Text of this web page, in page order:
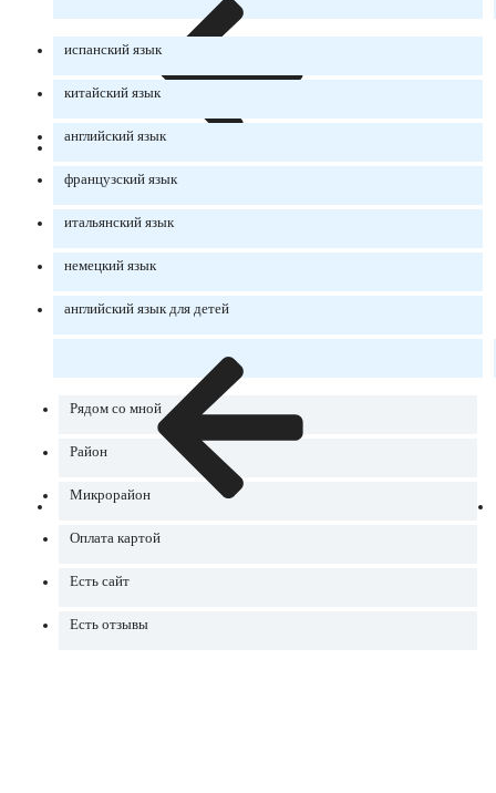
испанский язык
китайский язык
английский язык
французский язык
итальянский язык
немецкий язык
английский язык для детей
Рядом со мной
Район
Микрорайон
Оплата картой
Есть сайт
Есть отзывы